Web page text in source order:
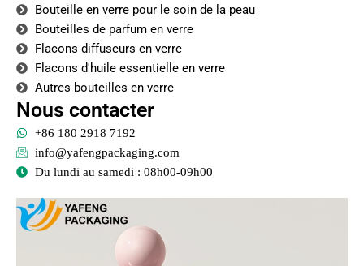
Bouteille en verre pour le soin de la peau
Bouteilles de parfum en verre
Flacons diffuseurs en verre
Flacons d'huile essentielle en verre
Autres bouteilles en verre
Nous contacter
+86 180 2918 7192
info@yafengpackaging.com
Du lundi au samedi : 08h00-09h00